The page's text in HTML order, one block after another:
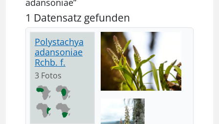
adansoniae”
1 Datensatz gefunden
Polystachya
adansoniae
Rchb. f.
3 Fotos